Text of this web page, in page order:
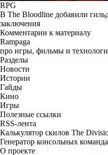
RPG
В The Bloodline добавили
заключения
Комментарии к материалу
Rampaga
про игры, фильмы и
Разделы
Новости
Истории
Гайды
Кино
Игры
Полезные ссылки
RSS-лента
Калькулятор скилов The
Генератор консольных
О проекте